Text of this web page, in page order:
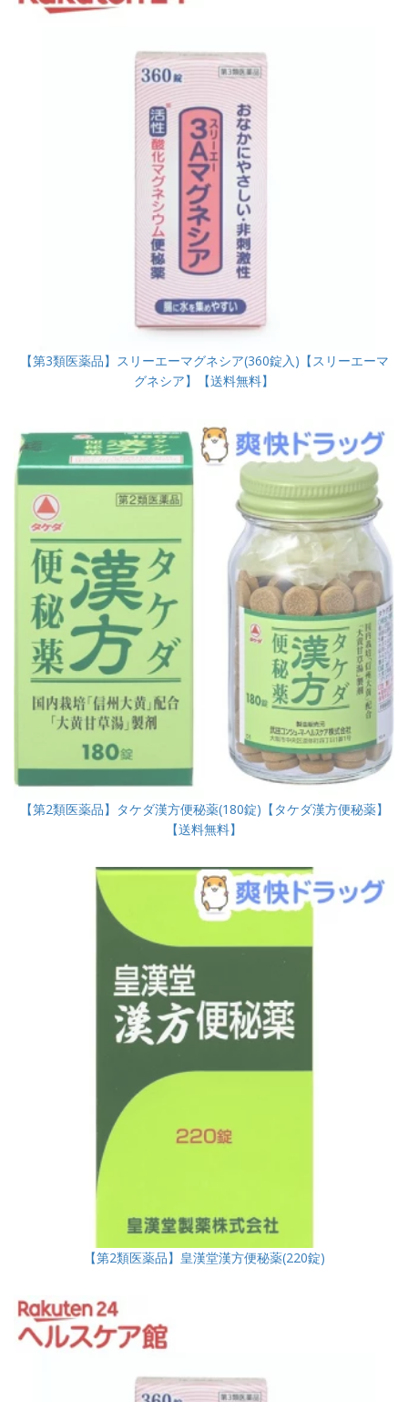
【第3類医薬品】スリーエーマグネシア(360錠入)【スリーエーマ
グネシア】【送料無料】
【第2類医薬品】タケダ漢方便秘薬(180錠)【タケダ漢方便秘薬】
【送料無料】
【第2類医薬品】皇漢堂漢方便秘薬(220錠)